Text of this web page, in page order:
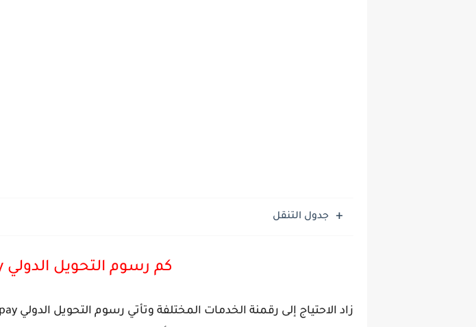
جدول التنقل
كم رسوم التحويل الدولي stc pay الجديدة 2025